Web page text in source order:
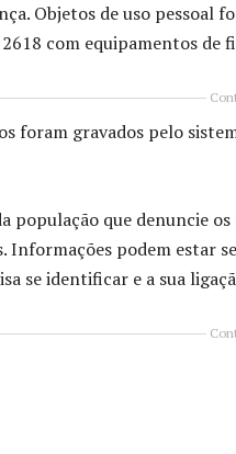
Objetos de uso pessoal
com equipamentos de
foram gravados pelo
população que denuncie
Informações podem estar
se identificar e a sua